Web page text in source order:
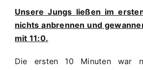
Unsere Jungs ließen im
nichts anbrennen und
mit 11:0.
Die ersten 10 Minuten war